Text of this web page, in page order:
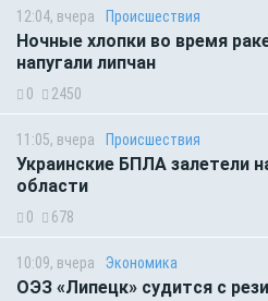
12:04, вчера Происшествия
Ночные хлопки во время
напугали липчан
0 2450
11:05, вчера Происшествия
Украинские БПЛА залетели
области
0 678
10:09, вчера Экономика
ОЭЗ «Липецк» судится с